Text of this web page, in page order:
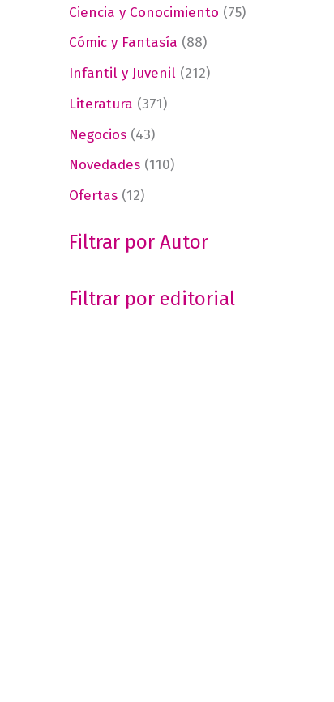
Ciencia y Conocimiento (75)
Cómic y Fantasía (88)
Infantil y Juvenil (212)
Literatura (371)
Negocios (43)
Novedades (110)
Ofertas (12)
Filtrar por Autor
Filtrar por editorial